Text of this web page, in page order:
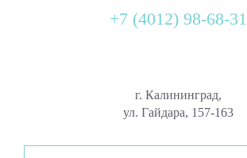
г. Калининград,
ул. Гайдара, 157-163
+7 (4012) 98-68-31